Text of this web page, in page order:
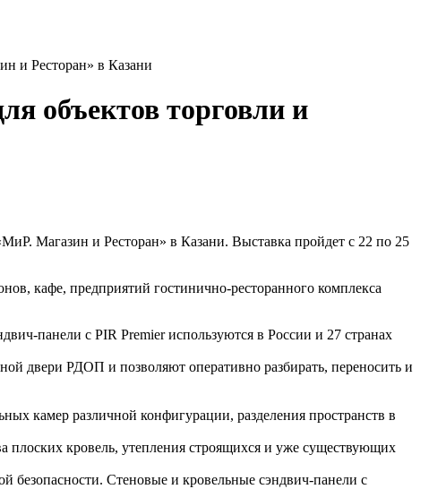
и Ресторан» в Казани
объектов торговли и
Магазин и Ресторан» в Казани. Выставка пройдет с 22 по 25
кафе, предприятий гостинично-ресторанного комплекса
панели с PIR Premier используются в России и 27 странах
двери РДОП и позволяют оперативно разбирать, переносить и
камер различной конфигурации, разделения пространств в
плоских кровель, утепления строящихся и уже существующих
безопасности. Стеновые и кровельные сэндвич-панели с